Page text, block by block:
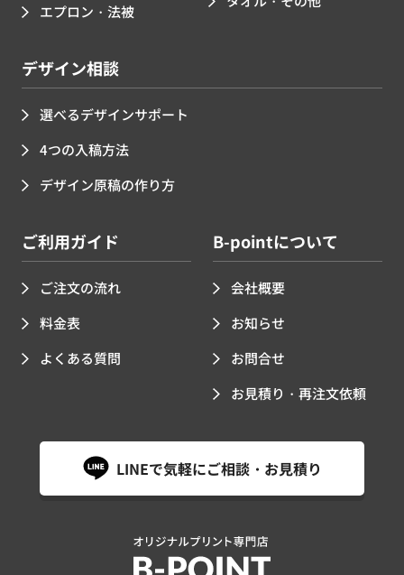
エプロン・法被
デザイン相談
選べるデザインサポート
4つの入稿方法
デザイン原稿の作り方
ご利用ガイド
ご注文の流れ
料金表
よくある質問
B-pointについて
会社概要
お知らせ
お問合せ
お見積り・再注文依頼
LINEで気軽にご相談・お見積り